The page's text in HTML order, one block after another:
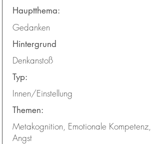
Hauptthema:
Gedanken
Hintergrund
Denkanstoß
Typ:
Innen/Einstellung
Themen:
Metakognition, Emotionale Kompetenz,
Angst